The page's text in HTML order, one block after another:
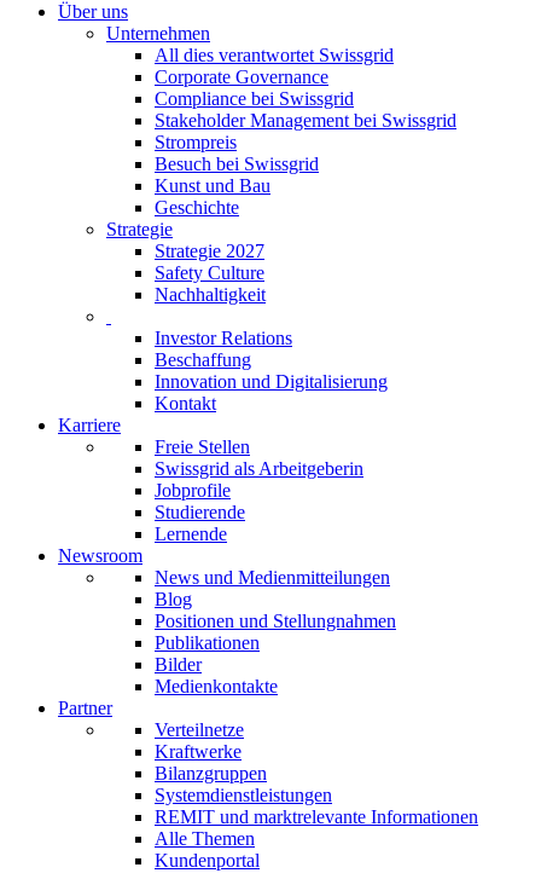
Über uns
Unternehmen
All dies verantwortet Swissgrid
Corporate Governance
Compliance bei Swissgrid
Stakeholder Management bei Swissgrid
Strompreis
Besuch bei Swissgrid
Kunst und Bau
Geschichte
Strategie
Strategie 2027
Safety Culture
Nachhaltigkeit
Investor Relations
Beschaffung
Innovation und Digitalisierung
Kontakt
Karriere
Freie Stellen
Swissgrid als Arbeitgeberin
Jobprofile
Studierende
Lernende
Newsroom
News und Medienmitteilungen
Blog
Positionen und Stellungnahmen
Publikationen
Bilder
Medienkontakte
Partner
Verteilnetze
Kraftwerke
Bilanzgruppen
Systemdienstleistungen
REMIT und marktrelevante Informationen
Alle Themen
Kundenportal